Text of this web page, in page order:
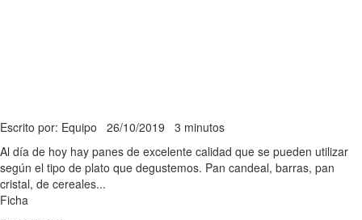
Escrito por: Equipo 26/10/2019 3 minutos
Al día de hoy hay panes de excelente calidad que se pueden utilizar
según el tipo de plato que degustemos. Pan candeal, barras, pan
cristal, de cereales...
Ficha